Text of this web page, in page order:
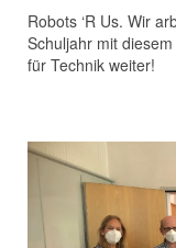
Robots ‘R Us. Wir
Schuljahr mit
für Technik weiter!